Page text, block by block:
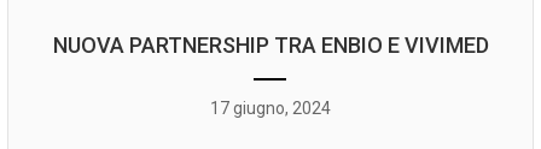
NUOVA PARTNERSHIP TRA ENBIO E VIVIMED
17 giugno, 2024